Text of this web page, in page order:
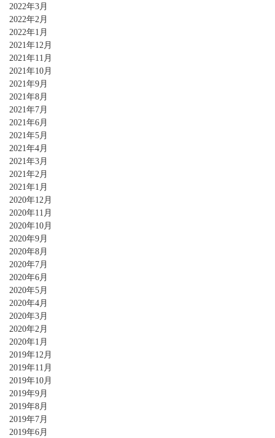
2022年3月
2022年2月
2022年1月
2021年12月
2021年11月
2021年10月
2021年9月
2021年8月
2021年7月
2021年6月
2021年5月
2021年4月
2021年3月
2021年2月
2021年1月
2020年12月
2020年11月
2020年10月
2020年9月
2020年8月
2020年7月
2020年6月
2020年5月
2020年4月
2020年3月
2020年2月
2020年1月
2019年12月
2019年11月
2019年10月
2019年9月
2019年8月
2019年7月
2019年6月